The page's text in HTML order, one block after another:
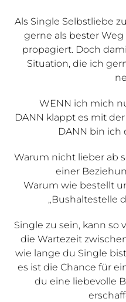
Als Single Selbstliebe
gerne als bester
propagiert. Doch
Situation, die ich
WENN ich mich
DANN klappt es mit
DANN bin ich
Warum nicht lieber ab
einer
Warum wie bestellt
„Bushaltestelle
Single zu sein, kann so
die Wartezeit
wie lange du Single
es ist die Chance für
du eine liebevolle